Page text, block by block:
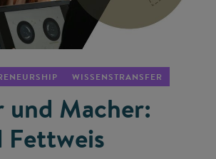
WISSENSTRANSFER
und Macher:
Fettweis